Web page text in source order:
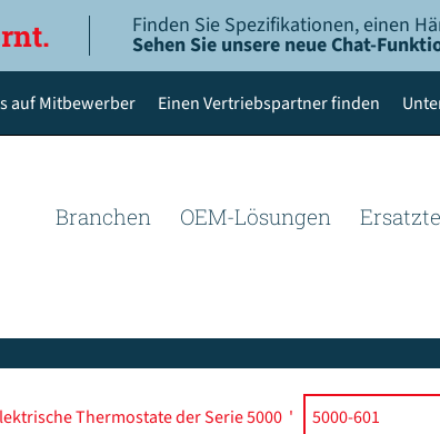
Finden Sie Spezifikationen, einen
Sehen Sie unsere neue Chat-
auf Mitbewerber Einen Vertriebspartner finden
Branchen OEM-Lösungen
Thermostate der Serie 5000 '